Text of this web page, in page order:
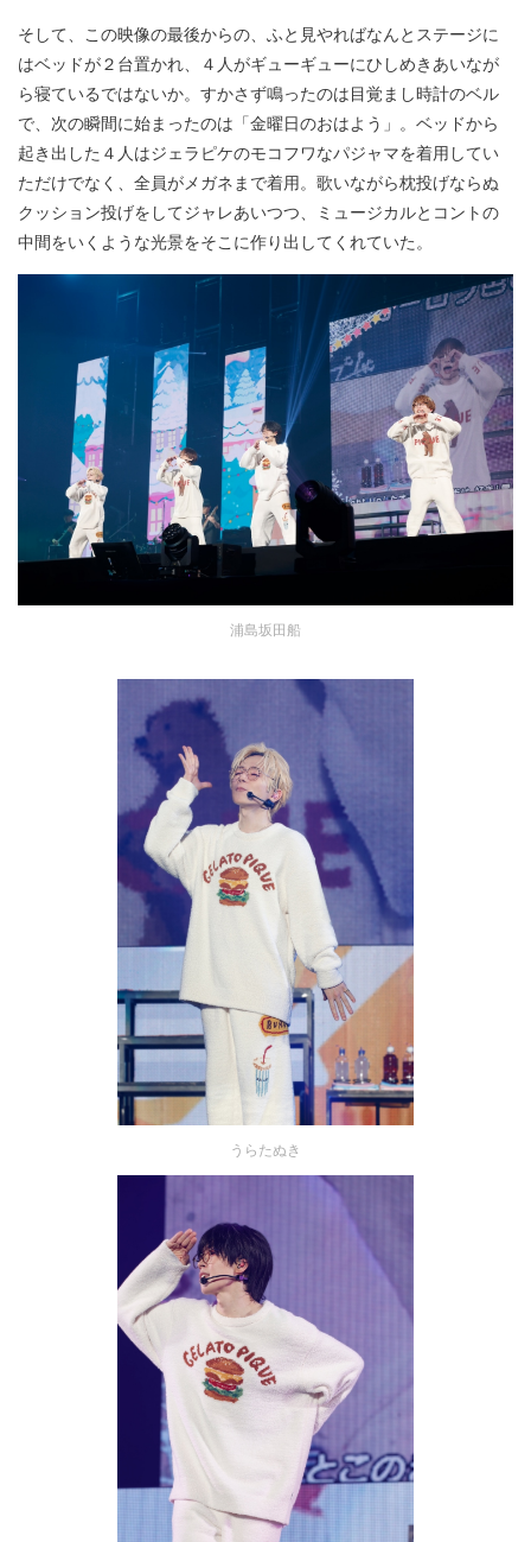
そして、この映像の最後からの、ふと見やればなんとステージに
はベッドが２台置かれ、４人がギューギューにひしめきあいなが
ら寝ているではないか。すかさず鳴ったのは目覚まし時計のベル
で、次の瞬間に始まったのは「金曜日のおはよう」。ベッドから
起き出した４人はジェラピケのモコフワなパジャマを着用してい
ただけでなく、全員がメガネまで着用。歌いながら枕投げならぬ
クッション投げをしてジャレあいつつ、ミュージカルとコントの
中間をいくような光景をそこに作り出してくれていた。
浦島坂田船
うらたぬき